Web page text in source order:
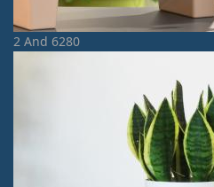
2 And 6280